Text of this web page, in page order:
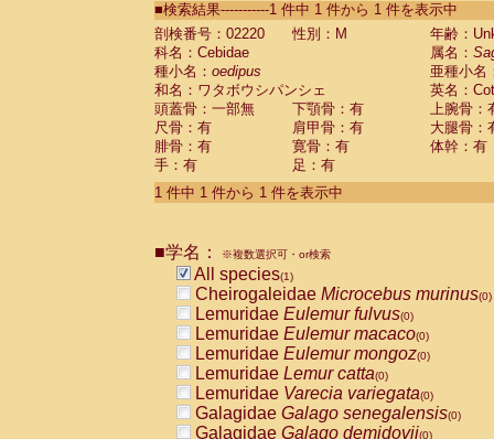
CebidaeSaguinus labiatus(0)
Cebidae Saguinus leucopus (0)
Cebidae
Cebidae
CebidaeSaguinus nigricollis (0)
Cebidae Saguinus oedipus
Cebidae Saguinus weddelli
Cebidae Saguinusspp.
Cebidae Aotus trivirgatus
Cebidae Cebus albifrons
CebidaeCebus nigrivittatus
CebidaeCebus
CebidaeSaimiri boliviensis(0)
CebidaeSaimiri sciureus(0)
AtelidaeAlouatta caraya(0)
AtelidaeAlouatta fusca(0)
AtelidaeAlouatta seniculus
AtelidaeAlouattaspp.(0)
AtelidaeAteles belzebuth(0)
AtelidaeAteles geoffroyi(0)
■検索結果-----------1 件中 1 件から 1 件を表示中
剖検番号：02220
性別：M
年齢：
科名：Cebidae
属名：
種小名： oedipus
亜種小名
和名：ワタボウシパンシェ
英名：
頭蓋骨：一部無
下顎骨：有
上腕骨：
尺骨：有
肩甲骨：有
大腿骨：
腓骨：有
寛骨：有
体幹：有
手：有
足：有
1 件中 1 件から 1 件を表示中
■学名： ※複数選択可・or検索
All species(1)
Cheirogaleidae Microcebus murinus(0)
Lemuridae Eulemur fulvus(0)
Lemuridae Eulemur macaco(0)
Lemuridae Eulemur mongoz(0)
Lemuridae Lemur catta(0)
Lemuridae Varecia variegata(0)
Galagidae Galago senegalensis(0)
Galagidae Galago demidovii(0)